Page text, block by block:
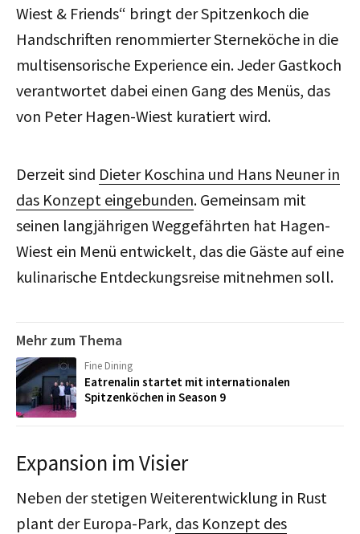
Wiest & Friends“ bringt der Spitzenkoch die
Handschriften renommierter Sterneköche in die
multisensorische Experience ein. Jeder Gastkoch
verantwortet dabei einen Gang des Menüs, das
von Peter Hagen-Wiest kuratiert wird.
Derzeit sind Dieter Koschina und Hans Neuner in
das Konzept eingebunden. Gemeinsam mit
seinen langjährigen Weggefährten hat Hagen-
Wiest ein Menü entwickelt, das die Gäste auf eine
kulinarische Entdeckungsreise mitnehmen soll.
Mehr zum Thema
Fine Dining
Eatrenalin startet mit internationalen
Spitzenköchen in Season 9
Expansion im Visier
Neben der stetigen Weiterentwicklung in Rust
plant der Europa-Park, das Konzept des